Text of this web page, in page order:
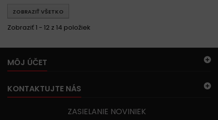
ZOBRAZIŤ VŠETKO
Zobraziť 1 - 12 z 14 položiek
MÔJ ÚČET
KONTAKTUJTE NÁS
ZASIELANIE NOVINIEK